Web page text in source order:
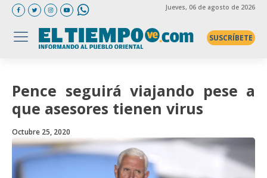
Jueves, 06 de agosto de 2026
SUSCRÍBETE
Pence seguirá viajando pese a
que asesores tienen virus
Octubre 25, 2020